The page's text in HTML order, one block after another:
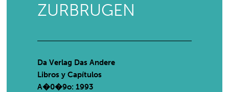
ZURBRUGEN
Da Verlag Das Andere
Libros y Capítulos
A�0�9o: 1993